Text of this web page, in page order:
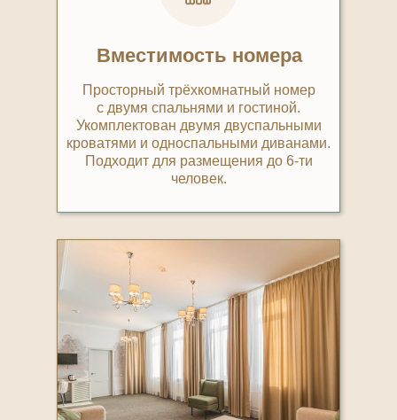
Вместимость номера
Просторный трёхкомнатный номер
с двумя спальнями и гостиной.
Укомплектован двумя двуспальными
кроватями и односпальными диванами.
Подходит для размещения до 6-ти
человек.